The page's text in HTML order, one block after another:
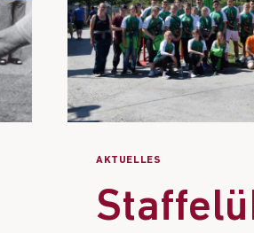
AKTUELLES